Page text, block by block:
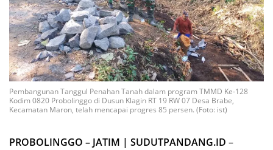
Pembangunan Tanggul Penahan Tanah dalam program TMMD Ke-128
Kodim 0820 Probolinggo di Dusun Klagin RT 19 RW 07 Desa Brabe,
Kecamatan Maron, telah mencapai progres 85 persen. (Foto: ist)
PROBOLINGGO – JATIM | SUDUTPANDANG.ID –